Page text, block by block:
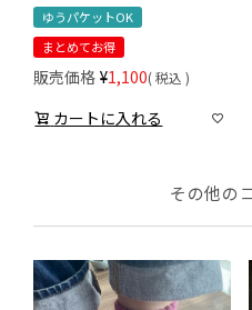
ゆうパケットOK
まとめてお得
販売価格 ¥1,100 税込
カートに入れる
その他の